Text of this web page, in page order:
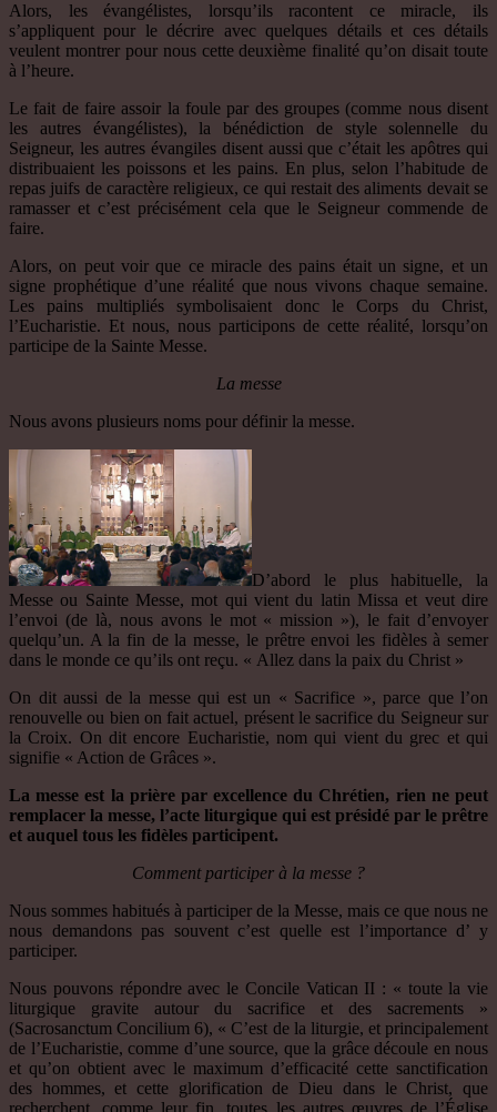
Alors, les évangélistes, lorsqu’ils racontent ce miracle, ils
s’appliquent pour le décrire avec quelques détails et ces détails
veulent montrer pour nous cette deuxième finalité qu’on disait toute
à l’heure.
Le fait de faire assoir la foule par des groupes (comme nous disent
les autres évangélistes), la bénédiction de style solennelle du
Seigneur, les autres évangiles disent aussi que c’était les apôtres qui
distribuaient les poissons et les pains. En plus, selon l’habitude de
repas juifs de caractère religieux, ce qui restait des aliments devait se
ramasser et c’est précisément cela que le Seigneur commende de
faire.
Alors, on peut voir que ce miracle des pains était un signe, et un
signe prophétique d’une réalité que nous vivons chaque semaine.
Les pains multipliés symbolisaient donc le Corps du Christ,
l’Eucharistie. Et nous, nous participons de cette réalité, lorsqu’on
participe de la Sainte Messe.
La messe
Nous avons plusieurs noms pour définir la messe.
D’abord le plus habituelle, la
Messe ou Sainte Messe, mot qui vient du latin Missa et veut dire
l’envoi (de là, nous avons le mot « mission »), le fait d’envoyer
quelqu’un. A la fin de la messe, le prêtre envoi les fidèles à semer
dans le monde ce qu’ils ont reçu. « Allez dans la paix du Christ »
On dit aussi de la messe qui est un « Sacrifice », parce que l’on
renouvelle ou bien on fait actuel, présent le sacrifice du Seigneur sur
la Croix. On dit encore Eucharistie, nom qui vient du grec et qui
signifie « Action de Grâces ».
La messe est la prière par excellence du Chrétien, rien ne peut
remplacer la messe, l’acte liturgique qui est présidé par le prêtre
et auquel tous les fidèles participent.
Comment participer à la messe ?
Nous sommes habitués à participer de la Messe, mais ce que nous ne
nous demandons pas souvent c’est quelle est l’importance d’ y
participer.
Nous pouvons répondre avec le Concile Vatican II : « toute la vie
liturgique gravite autour du sacrifice et des sacrements »
(Sacrosanctum Concilium 6), « C’est de la liturgie, et principalement
de l’Eucharistie, comme d’une source, que la grâce découle en nous
et qu’on obtient avec le maximum d’efficacité cette sanctification
des hommes, et cette glorification de Dieu dans le Christ, que
recherchent, comme leur fin, toutes les autres œuvres de l’Église